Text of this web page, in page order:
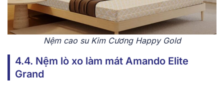
Nệm cao su Kim Cương Happy Gold
4.4. Nệm lò xo làm mát Amando Elite
Grand